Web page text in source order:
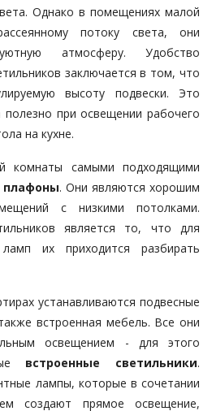
Однако в помещениях малой
потоку света, они
атмосферу. Удобство
заключается в том, что
высоту подвески. Это
полезно при освещении рабочего
на кухне.
комнаты самыми подходящими
плафоны. Они являются хорошим
с низкими потолками.
является то, что для
их приходится разбирать
устанавливаются подвесные
встроенная мебель. Все они
освещением - для этого
встроенные светильники.
лампы, которые в сочетании
создают прямое освещение,